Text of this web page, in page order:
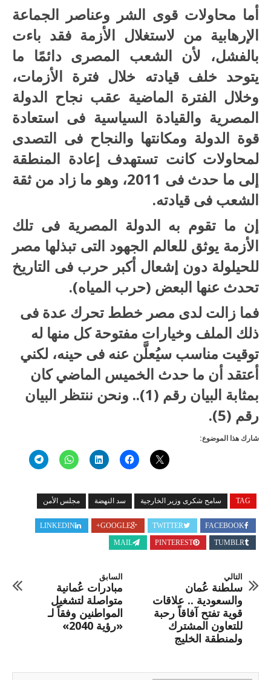
أما محاولات قوى الشر وعناصر الجماعة
الإرهابية من لاستغلال الأزمة فقد باءت
بالفشل، لأن الشعب المصرى دائمًا ما
يتوحد خلف قيادته خلال فترة الأزمات،
وخلال الفترة الماضية عقب نجاح الدولة
المصرية والقيادة السياسية فى استعادة
قوة الدولة ومكانتها والنجاح فى التصدى
لمحاولات كانت تستهدف إعادة المنطقة
إلى ما حدث فى 2011، وهو ما زاد من ثقة
الشعب فى قيادته.
إن ما تقوم به الدولة المصرية فى تلك
الأزمة يوثق للعالم الجهود التى تبذلها مصر
للحيلولة دون إشعال أكبر حرب فى التاريخ
تحدث عنها البعض (حرب المياه).
فما زالت لدى مصر خطط تحرك عدة فى
ذلك الملف وخيارات مفتوحة كل منها له
توقيت مناسب سيُعلَّن عنه فى حينه، لكني
أعتقد أن ما حدث الخميس الماضي كان
بمثابة البيان رقم (1).. ونحن ننتظر البيان
رقم (5).
شارك هذا الموضوع:
TAG سامح شكرى وزير الخارجية سد النهضة مجلس الأمن
FACEBOOK
TWITTER
GOOGLE+
LINKEDIN
TUMBLR
PINTEREST
MAIL
السابق
مبادرات عُمانية
متواصلة لتشغيل
المواطنين وفقاً لـ
«رؤية 2040»
التالي
سلطنة عُمان
والسعودية .. علاقات
قوية تفتح آفاقاً رحبة
للتعاون المشترك
ولمنطقة الخليج